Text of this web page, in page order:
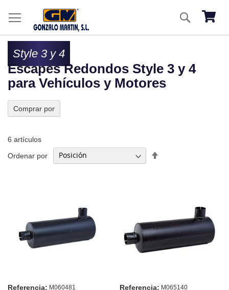
Mi
Buscar
Style 3 y 4
Escapes Redondos Style 3 y 4
para Vehículos y Motores
6 artículos
Ordenar por
Referencia: M060481 Referencia: M065140
Comprar por